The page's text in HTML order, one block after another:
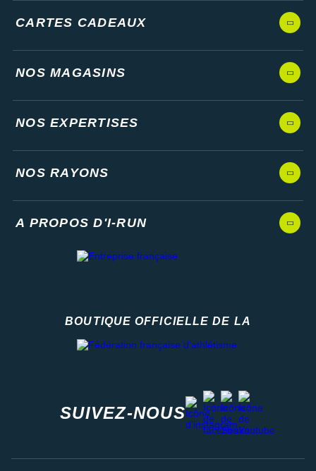
CARTES CADEAUX
NOS MAGASINS
NOS EXPERTISES
NOS RAYONS
A PROPOS D'I-RUN
BOUTIQUE OFFICIELLE DE LA
SUIVEZ-NOUS
instagram
facebook
stravayoutube